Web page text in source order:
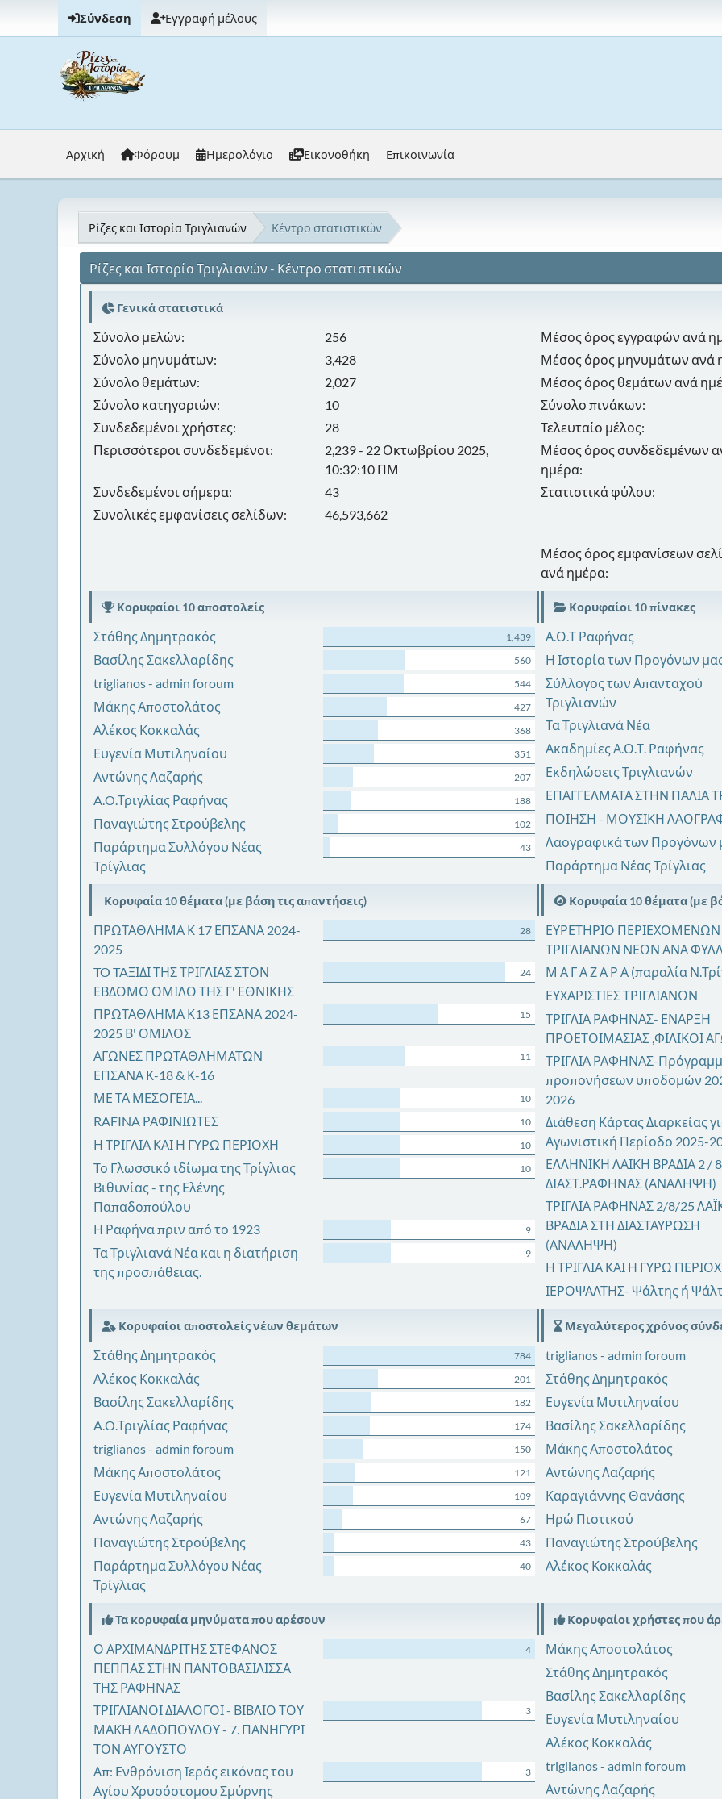
Σύνδεση Εγγραφή μέλους
Αρχική Φόρουμ Ημερολόγιο Εικονοθήκη Επικοινωνία
Ρίζες και Ιστορία Τριγλιανών Κέντρο στατιστικών
Ρίζες και Ιστορία Τριγλιανών - Κέντρο στατιστικών
Γενικά στατιστικά
Σύνολο μελών:
256
Σύνολο μηνυμάτων:
3,428
Σύνολο θεμάτων:
2,027
Σύνολο κατηγοριών:
10
Συνδεδεμένοι χρήστες:
28
Περισσότεροι συνδεδεμένοι:
2,239 - 22 Οκτωβρίου 2025,
10:32:10 ΠΜ
Συνδεδεμένοι σήμερα:
43
Συνολικές εμφανίσεις σελίδων:
46,593,662
Μέσος όρος εγγραφών ανά
Μέσος όρος μηνυμάτων ανά
Μέσος όρος θεμάτων ανά
Σύνολο πινάκων:
Τελευταίο μέλος:
Μέσος όρος συνδεδεμένων
ημέρα:
Στατιστικά φύλου:
Μέσος όρος εμφανίσεων
ανά ημέρα:
Κορυφαίοι 10 αποστολείς
Στάθης Δημητρακός 1,439
Βασίλης Σακελλαρίδης 560
triglianos - admin foroum 544
Μάκης Αποστολάτος 427
Αλέκος Κοκκαλάς 368
Ευγενία Μυτιληναίου 351
Αντώνης Λαζαρής 207
A.O.Τριγλίας Ραφήνας 188
Παναγιώτης Στρούβελης 102
Παράρτημα Συλλόγου Νέας
Τρίγλιας
43
Κορυφαίοι 10 πίνακες
Α.Ο.Τ Ραφήνας
Η Ιστορία των Προγόνων
Σύλλογος των Απανταχού
Τριγλιανών
Τα Τριγλιανά Νέα
Ακαδημίες Α.Ο.Τ. Ραφήνας
Εκδηλώσεις Τριγλιανών
ΕΠΑΓΓΕΛΜΑΤΑ ΣΤΗΝ ΠΑΛΙΑ
ΠΟΙΗΣΗ - ΜΟΥΣΙΚΗ
Λαογραφικά των Προγόνων
Παράρτημα Νέας Τρίγλιας
Κορυφαία 10 θέματα (με βάση τις απαντήσεις)
ΠΡΩΤΑΘΛΗΜΑ Κ 17 ΕΠΣΑΝΑ 2024-
2025
28
TO TAΞΙΔΙ ΤΗΣ ΤΡΙΓΛΙΑΣ ΣΤΟΝ
ΕΒΔΟΜΟ ΟΜΙΛΟ ΤΗΣ Γ' ΕΘΝΙΚΗΣ
24
ΠΡΩΤΑΘΛΗΜΑ Κ13 ΕΠΣΑΝΑ 2024-
2025 Β' ΟΜΙΛΟΣ
15
ΑΓΩΝΕΣ ΠΡΩΤΑΘΛΗΜΑΤΩΝ
ΕΠΣΑΝΑ Κ-18 & Κ-16
11
ΜΕ ΤΑ ΜΕΣΟΓΕΙΑ... 10
RAFINA ΡΑΦΙΝΙΩΤΕΣ 10
Η ΤΡΙΓΛΙΑ ΚΑΙ Η ΓΥΡΩ ΠΕΡΙΟΧΗ 10
Το Γλωσσικό ιδίωμα της Τρίγλιας
Βιθυνίας - της Ελένης
Παπαδοπούλου
10
Η Ραφήνα πριν από το 1923 9
Τα Τριγλιανά Νέα και η διατήριση
της προσπάθειας.
9
Κορυφαία 10 θέματα (με
ΕΥΡΕΤΗΡΙΟ ΠΕΡΙΕΧΟΜΕΝΩΝ
ΤΡΙΓΛΙΑΝΩΝ ΝΕΩΝ ΑΝΑ
Μ Α Γ Α Ζ Α Ρ Α (παραλία
ΕΥΧΑΡΙΣΤΙΕΣ ΤΡΙΓΛΙΑΝΩΝ
ΤΡΙΓΛΙΑ ΡΑΦΗΝΑΣ- ΕΝΑΡΞΗ
ΠΡΟΕΤΟΙΜΑΣΙΑΣ ,ΦΙΛΙΚΟΙ
ΤΡΙΓΛΙΑ ΡΑΦΗΝΑΣ-
προπονήσεων υποδομών
2026
Διάθεση Κάρτας Διαρκείας
Αγωνιστική Περίοδο 2025-
ΕΛΛΗΝΙΚΗ ΛΑΙΚΗ ΒΡΑΔΙΑ 2 /
ΔΙΑΣΤ.ΡΑΦΗΝΑΣ (ΑΝΑΛΗΨΗ)
ΤΡΙΓΛΙΑ ΡΑΦΗΝΑΣ 2/8/25
ΒΡΑΔΙΑ ΣΤΗ ΔΙΑΣΤΑΥΡΩΣΗ
(ΑΝΑΛΗΨΗ)
Η ΤΡΙΓΛΙΑ ΚΑΙ Η ΓΥΡΩ
ΙΕΡΟΨΑΛΤΗΣ- Ψάλτης ή
Κορυφαίοι αποστολείς νέων θεμάτων
Στάθης Δημητρακός 784
Αλέκος Κοκκαλάς 201
Βασίλης Σακελλαρίδης 182
A.O.Τριγλίας Ραφήνας 174
triglianos - admin foroum 150
Μάκης Αποστολάτος 121
Ευγενία Μυτιληναίου 109
Αντώνης Λαζαρής 67
Παναγιώτης Στρούβελης 43
Παράρτημα Συλλόγου Νέας
Τρίγλιας
40
Μεγαλύτερος χρόνος
triglianos - admin foroum
Στάθης Δημητρακός
Ευγενία Μυτιληναίου
Βασίλης Σακελλαρίδης
Μάκης Αποστολάτος
Αντώνης Λαζαρής
Καραγιάννης Θανάσης
Ηρώ Πιστικού
Παναγιώτης Στρούβελης
Αλέκος Κοκκαλάς
Τα κορυφαία μηνύματα που αρέσουν
Ο ΑΡΧΙΜΑΝΔΡΙΤΗΣ ΣΤΕΦΑΝΟΣ
ΠΕΠΠΑΣ ΣΤΗΝ ΠΑΝΤΟΒΑΣΙΛΙΣΣΑ
ΤΗΣ ΡΑΦΗΝΑΣ
4
ΤΡΙΓΛΙΑΝΟΙ ΔΙΑΛΟΓΟΙ - ΒΙΒΛΙΟ ΤΟΥ
ΜΑΚΗ ΛΑΔΟΠΟΥΛΟΥ - 7. ΠΑΝΗΓΥΡΙ
ΤΟΝ ΑΥΓΟΥΣΤΟ
3
Απ: Ενθρόνιση Ιεράς εικόνας του
Αγίου Χρυσόστομου Σμύρνης
3
Κορυφαίοι χρήστες που
Μάκης Αποστολάτος
Στάθης Δημητρακός
Βασίλης Σακελλαρίδης
Ευγενία Μυτιληναίου
Αλέκος Κοκκαλάς
triglianos - admin foroum
Αντώνης Λαζαρής